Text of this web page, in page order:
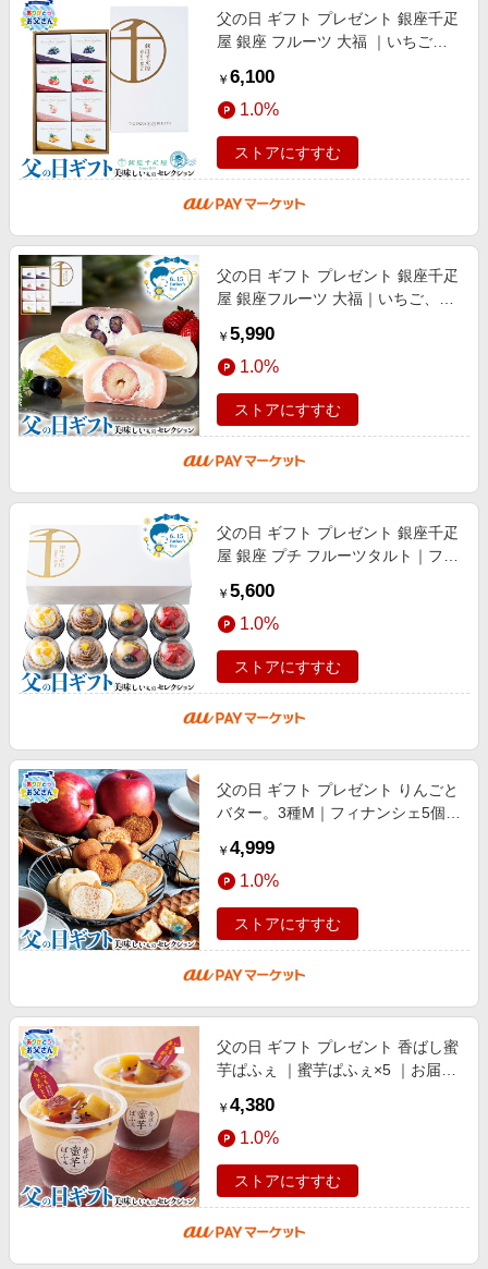
父の日 ギフト プレゼント 銀座千疋
屋 銀座 フルーツ 大福 ｜いちご、
各2個計8個※1個約70g｜お届け期
￥ 6,100
1.0%
ストアにすすむ
父の日 ギフト プレゼント 銀座千疋
屋 銀座フルーツ 大福｜いちご、白
2個計8個※1個約70g｜お届け期間
￥ 5,990
1.0%
ストアにすすむ
父の日 ギフト プレゼント 銀座千疋
屋 銀座 プチ フルーツタルト｜フリ
2個計8個※直径約4.5〜5cm 高さ
￥ 5,600
1.0%
ストアにすすむ
父の日 ギフト プレゼント りんごと
バター。3種M｜フィナンシェ5個、
ト5個｜お届け期間【6/19(金)〜
21(日
￥ 4,999
1.0%
ストアにすすむ
父の日 ギフト プレゼント 香ばし蜜
芋ぱふぇ ｜蜜芋ぱふぇ×5 ｜お届け
贈物
￥ 4,380
1.0%
ストアにすすむ